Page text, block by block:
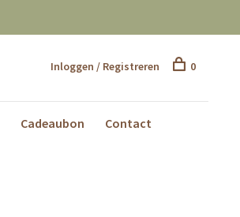
Cadeaubon Contact
Inloggen / Registreren 0